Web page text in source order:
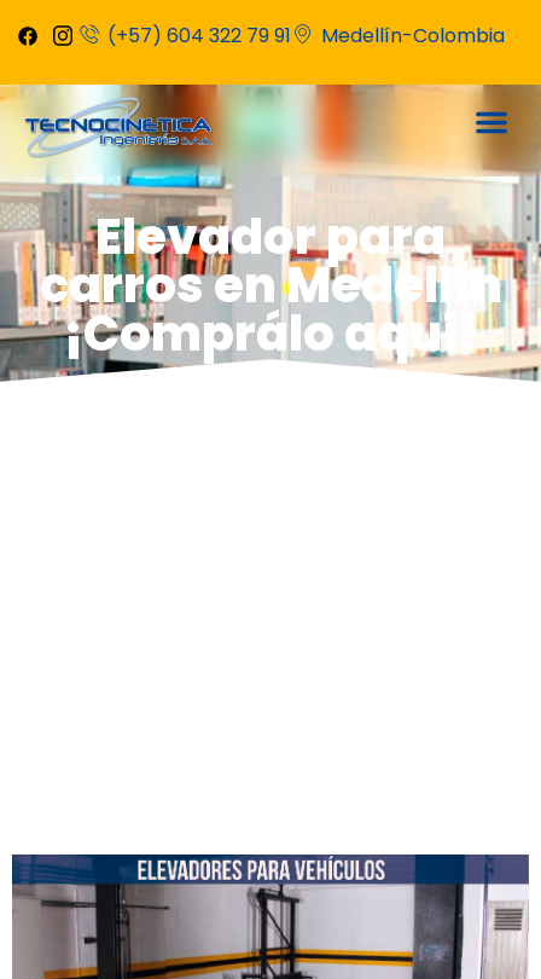
(+57) 604 322 79 91 Medellín-Colombia
Elevador para
carros en Medellín
¡Comprálo aquí!